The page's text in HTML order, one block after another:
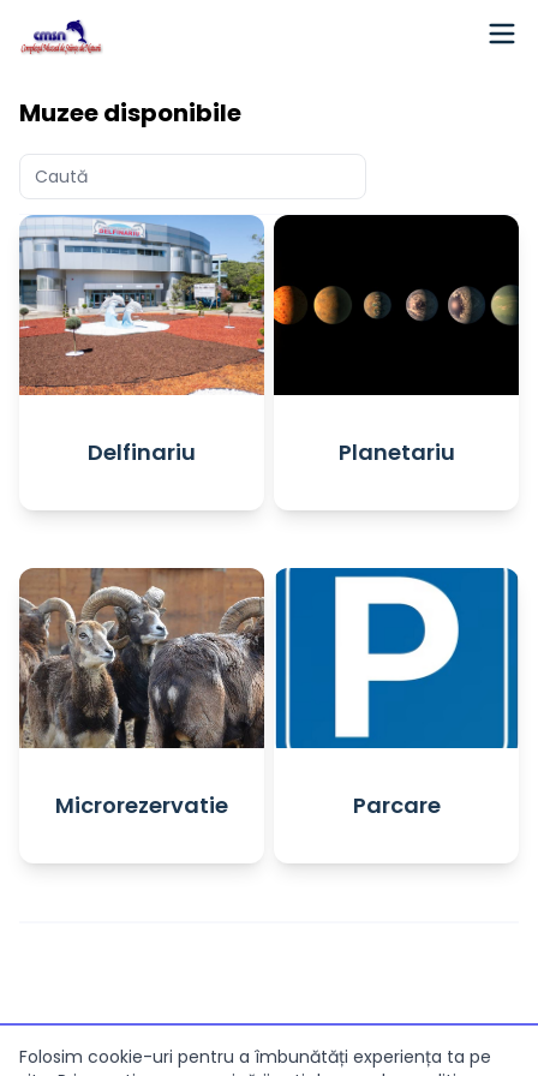
Muzee disponibile
Delfinariu Planetariu
Microrezervatie Parcare
Termeni si conditii Termeni GDPRContact
Folosim cookie-uri pentru a îmbunătăți experiența ta pe